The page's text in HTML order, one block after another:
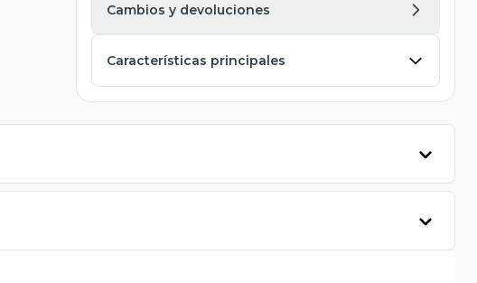
Cambios y devoluciones
Características principales